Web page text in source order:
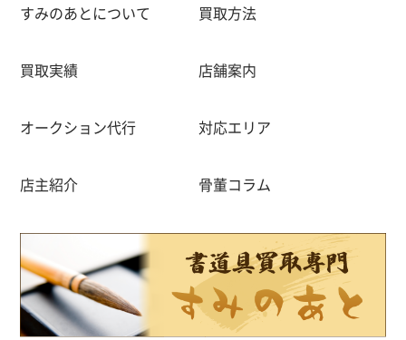
すみのあとについて 買取方法
買取実績 店舗案内
オークション代行 対応エリア
店主紹介 骨董コラム